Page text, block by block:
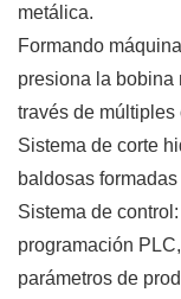
metálica.
Formando
presiona la bobina
través de
Sistema de corte
baldosas
Sistema de
programación
parámetros de